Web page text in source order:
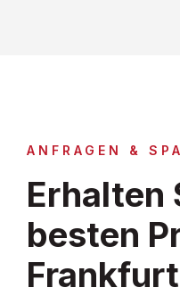
ANFRAGEN &
Erhalten
besten
Frankfurt